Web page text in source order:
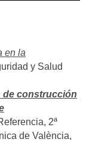
en la
y Salud
de construcción
2ª
de València,